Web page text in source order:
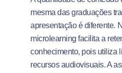
mesma das graduações
apresentação é diferente.
microlearning facilita a
conhecimento, pois utiliza
recursos audiovisuais. A